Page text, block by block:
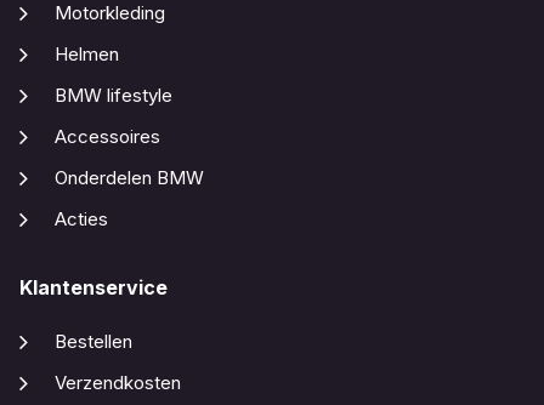
Motorkleding
Helmen
BMW lifestyle
Accessoires
Onderdelen BMW
Acties
Klantenservice
Bestellen
Verzendkosten